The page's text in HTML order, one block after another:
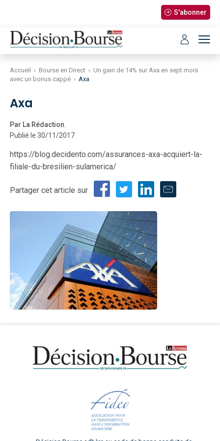
S'abonner
Accueil › Bourse en Direct › Un gain de 14% sur Axa en sept mois
avec un bonus cappé › Axa
Axa
Par La Rédaction.
Publié le 30/11/2017
https://blog.decidento.com/assurances-axa-acquiert-la-
filiale-du-bresilien-sulamerica/
Partager cet article sur